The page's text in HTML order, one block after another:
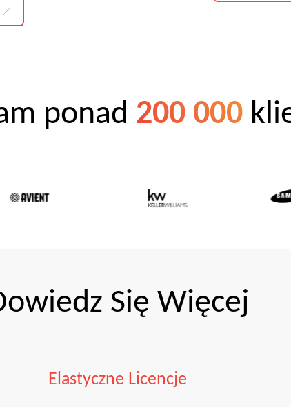
ponad 200 000
Się Więcej
Elastyczne Licencje